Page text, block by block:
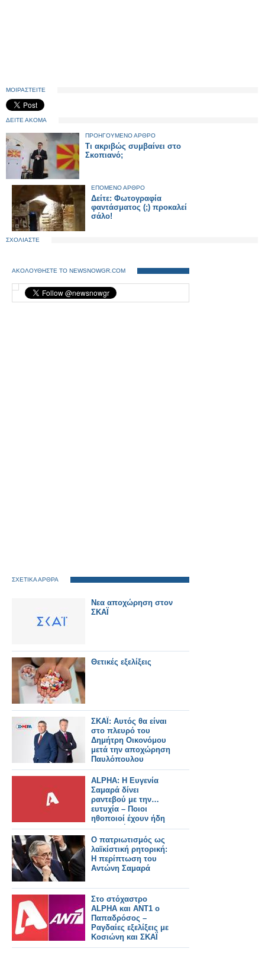
ΜΟΙΡΑΣΤΕΙΤΕ
ΔΕΙΤΕ ΑΚΟΜΑ
ΠΡΟΗΓΟΥΜΕΝΟ ΑΡΘΡΟ
Τι ακριβώς συμβαίνει στο
Σκοπιανό;
ΕΠΟΜΕΝΟ ΑΡΘΡΟ
Δείτε: Φωτογραφία
φαντάσματος (;) προκαλεί
σάλο!
ΣΧΟΛΙΑΣΤΕ
ΑΚΟΛΟΥΘΗΣΤΕ ΤΟ NEWSNOWGR.COM
ΣΧΕΤΙΚΑ ΑΡΘΡΑ
Νεα αποχώρηση στον
ΣΚΑΪ
Θετικές εξελίξεις
ΣΚΑΪ: Αυτός θα είναι
στο πλευρό του
Δημήτρη Οικονόμου
μετά την αποχώρηση
Παυλόπουλου
ALPHA: Η Ευγενία
Σαμαρά δίνει
ραντεβού με την…
ευτυχία – Ποιοι
ηθοποιοί έχουν ήδη
συμφωνήσει για τη
νέα σειρά
Ο πατριωτισμός ως
λαϊκίστική ρητορική:
Η περίπτωση του
Αντώνη Σαμαρά
Στο στόχαστρο
ALPHA και ΑΝΤ1 ο
Παπαδρόσος –
Ραγδαίες εξελίξεις με
Κοσιώνη και ΣΚΑΪ